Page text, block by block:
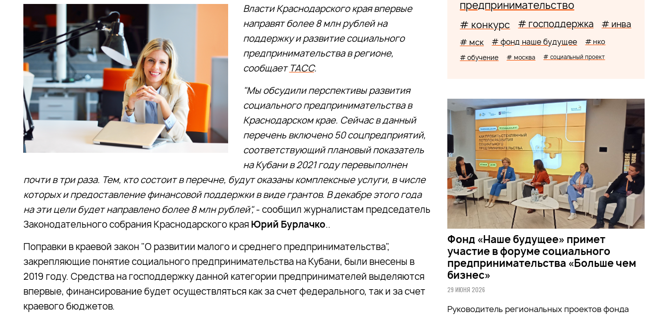
Власти Краснодарского края впервые
направят более 8 млн рублей на
поддержку и развитие социального
предпринимательства в регионе,
сообщает ТАСС.
"Мы обсудили перспективы развития
социального предпринимательства в
Краснодарском крае. Сейчас в данный
перечень включено 50 соцпредприятий,
соответствующий плановый показатель
на Кубани в 2021 году перевыполнен
почти в три раза. Тем, кто состоит в перечне, будут оказаны комплексные услуги, в числе
которых и предоставление финансовой поддержки в виде грантов. В декабре этого года
на эти цели будет направлено более 8 млн рублей",- сообщил журналистам председатель
Законодательного собрания Краснодарского края Юрий Бурлачко..
Поправки в краевой закон "О развитии малого и среднего предпринимательства",
закрепляющие понятие социального предпринимательства на Кубани, были внесены в
2019 году. Средства на господдержку данной категории предпринимателей выделяются
впервые, финансирование будет осуществляться как за счет федерального, так и за счет
краевого бюджетов.
предпринимательство
# конкурс # господдержка # инва
# мск # фонд наше будущее # нко
# обучение # москва # социальный проект
Фонд «Наше будущее» примет
участие в форуме социального
предпринимательства «Больше чем
бизнес»
29 ИЮНЯ 2026
Руководитель региональных проектов фонда